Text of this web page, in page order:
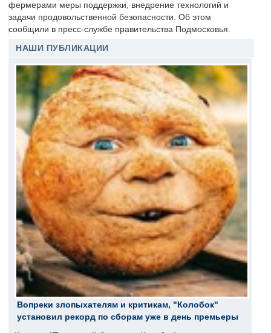
фермерами меры поддержки, внедрение технологий и
задачи продовольственной безопасности. Об этом
сообщили в пресс-службе правительства Подмосковья.
НАШИ ПУБЛИКАЦИИ
Вопреки злопыхателям и критикам, "Колобок"
установил рекорд по сборам уже в день премьеры